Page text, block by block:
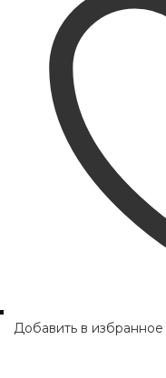
Добавить в избранное